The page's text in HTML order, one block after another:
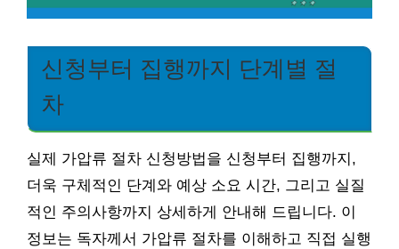
신청부터 집행까지 단계별 절
차
실제 가압류 절차 신청방법을 신청부터 집행까지,
더욱 구체적인 단계와 예상 소요 시간, 그리고 실질
적인 주의사항까지 상세하게 안내해 드립니다. 이
정보는 독자께서 가압류 절차를 이해하고 직접 실행